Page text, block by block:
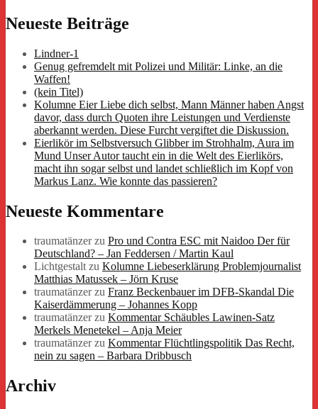
Neueste Beiträge
Lindner-1
Genug gefremdelt mit Polizei und Militär: Linke, an die
Waffen!
(kein Titel)
Kolumne Eier Liebe dich selbst, Mann Männer haben Angst
davor, dass durch Quoten ihre Leistungen und Verdienste
aberkannt werden. Diese Furcht vergiftet die Diskussion.
Eierlikör im Selbstversuch Glibber im Strohhalm, Aura im
Mund Unser Autor taucht ein in die Welt des Eierlikörs,
macht ihn sogar selbst und landet schließlich im Kopf von
Markus Lanz. Wie konnte das passieren?
Neueste Kommentare
traumatänzerzu Pro und Contra ESC mit Naidoo Der für
Deutschland? – Jan Feddersen / Martin Kaul
Lichtgestaltzu Kolumne Liebeserklärung Problemjournalist
Matthias Matussek – Jörn Kruse
traumatänzerzu Franz Beckenbauer im DFB-Skandal Die
Kaiserdämmerung – Johannes Kopp
traumatänzerzu Kommentar Schäubles Lawinen-Satz
Merkels Menetekel – Anja Meier
traumatänzerzu Kommentar Flüchtlingspolitik Das Recht,
nein zu sagen – Barbara Dribbusch
Archiv